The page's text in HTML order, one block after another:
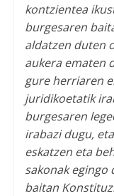
kontzientea
burgesaren
aldatzen duten
aukera ematen
gure herriaren
juridikoetatik
burgesaren
irabazi dugu,
eskatzen eta
sakonak
baitan